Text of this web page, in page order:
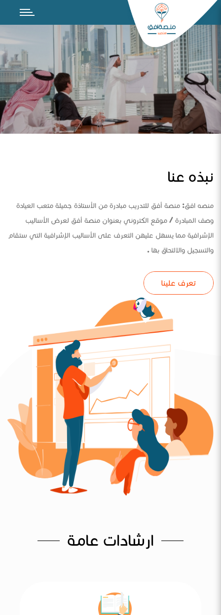
نبذه عنا
منصه افق: منصة أفق للتدريب مبادرة من الأستاذة جميلة متعب العيادة
وصف المبادرة / موقع الكتروني بعنوان منصة أفق لعرض الأساليب
الإشرافية مما يسهل عليهن التعرف على الأساليب الإشرافية التي ستقام
والتسجيل والالتحاق بها .
تعرف علينا
ارشادات عامة